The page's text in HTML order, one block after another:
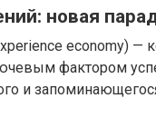
новая
economy) —
фактором
и